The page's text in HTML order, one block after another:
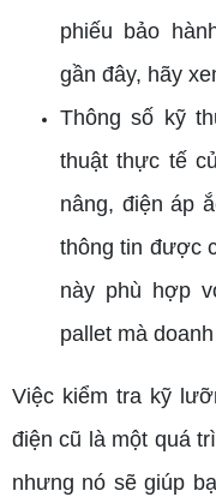
phiếu bảo
gần đây, hãy
Thông số kỹ
thuật thực tế
nâng, điện áp
thông tin được
này phù hợp
pallet mà
Việc kiểm tra kỹ
điện cũ là một quá
nhưng nó sẽ giúp